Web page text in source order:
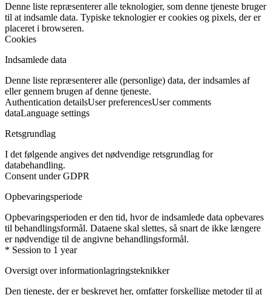
Denne liste repræsenterer alle teknologier, som denne tjeneste bruger
til at indsamle data. Typiske teknologier er cookies og pixels, der er
placeret i browseren.
Cookies
Indsamlede data
Denne liste repræsenterer alle (personlige) data, der indsamles af
eller gennem brugen af denne tjeneste.
Authentication detailsUser preferencesUser comments
dataLanguage settings
Retsgrundlag
I det følgende angives det nødvendige retsgrundlag for
databehandling.
Consent under GDPR
Opbevaringsperiode
Opbevaringsperioden er den tid, hvor de indsamlede data opbevares
til behandlingsformål. Dataene skal slettes, så snart de ikke længere
er nødvendige til de angivne behandlingsformål.
* Session to 1 year
Oversigt over informationlagringsteknikker
Den tjeneste, der er beskrevet her, omfatter forskellige metoder til at